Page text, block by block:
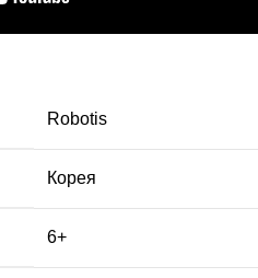
Robotis
Корея
6+